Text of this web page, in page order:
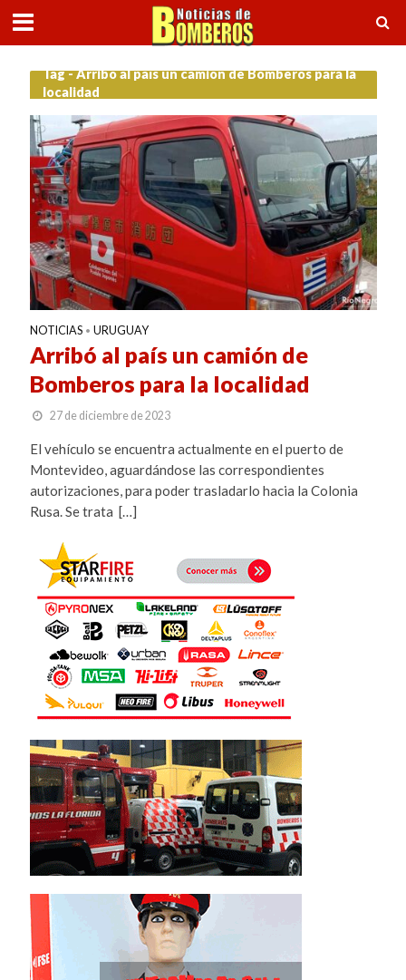
Tag - Arribó al país un camión de Bomberos para la
localidad
NOTICIAS • URUGUAY
Arribó al país un camión de
Bomberos para la localidad
27 de diciembre de 2023
El vehículo se encuentra actualmente en el puerto de
Montevideo, aguardándose las correspondientes
autorizaciones, para poder trasladarlo hacia la Colonia
Rusa. Se trata […]